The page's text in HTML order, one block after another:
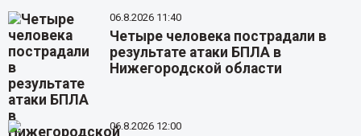
06.8.2026 11:40
Четыре человека пострадали в
результате атаки БПЛА в
Нижегородской области
06.8.2026 12:00